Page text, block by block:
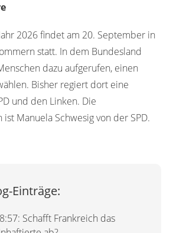
2026 findet am 20. September in
statt. In dem Bundesland
dazu aufgerufen, einen
Bisher regiert dort eine
und den Linken. Die
Manuela Schwesig von der SPD.
Einträge:
Schafft Frankreich das